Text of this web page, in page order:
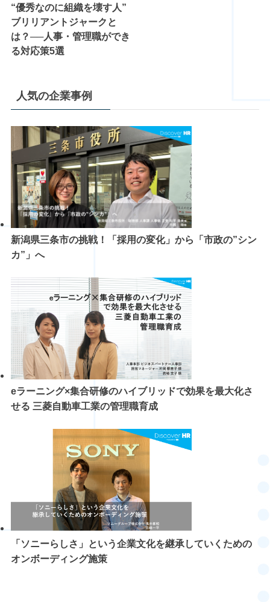
“優秀なのに組織を壊す人”
ブリリアントジャークと
は？──人事・管理職ができ
る対応策5選
人気の企業事例
新潟県三条市の挑戦！「採用の変化」から「市政の”シン
カ”」へ
eラーニング×集合研修のハイブリッドで効果を最大化さ
せる 三菱自動車工業の管理職育成
「ソニーらしさ」という企業文化を継承していくための
オンボーディング施策